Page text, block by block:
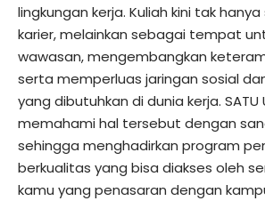
lingkungan kerja. Kuliah kini tak
karier, melainkan sebagai tempat
wawasan, mengembangkan
serta memperluas jaringan sosial
yang dibutuhkan di dunia kerja. SATU
memahami hal tersebut dengan
sehingga menghadirkan program
berkualitas yang bisa diakses oleh
kamu yang penasaran dengan